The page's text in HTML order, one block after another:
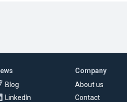
Blog
LinkedIn
Company
About us
Contact